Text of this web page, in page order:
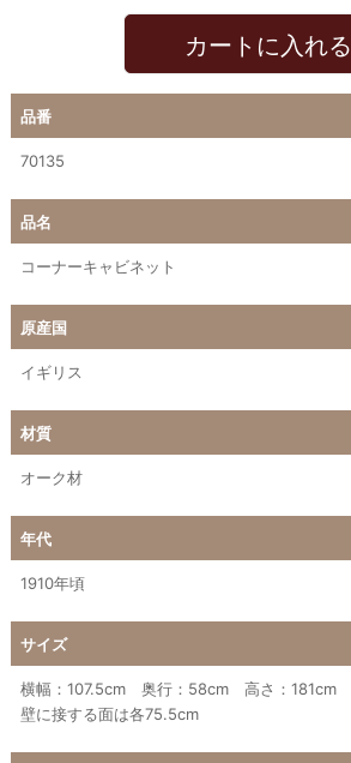
カートに入れる
品番
70135
品名
コーナーキャビネット
原産国
イギリス
材質
オーク材
年代
1910年頃
サイズ
横幅：107.5cm 奥行：58cm 高さ：181cm
壁に接する面は各75.5cm